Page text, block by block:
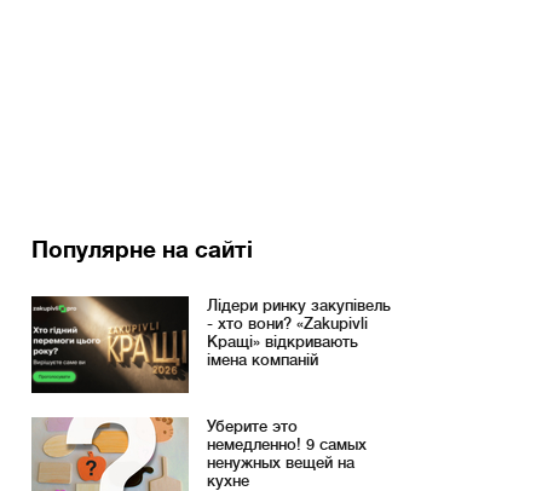
Популярне на сайті
Лідери ринку закупівель
- хто вони? «Zakupivli
Кращі» відкривають
імена компаній
Уберите это
немедленно! 9 самых
ненужных вещей на
кухне